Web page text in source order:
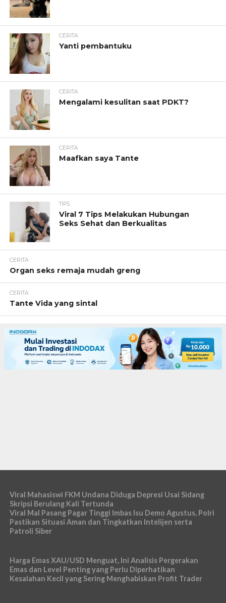
CERITA
Yanti pembantuku
CERITA
Mengalami kesulitan saat PDKT?
CERITA
Maafkan saya Tante
TIPS
Viral 7 Tips Melakukan Hubungan
Seks Sehat dan Berkualitas
CERITA
Organ seks remaja mudah greng
CERITA
Tante Vida yang sintal
Viral Mahasiswi FKM Undana Diduga Depresi Usai Sidang
Skripsi Berulang Kali Tertunda
Viral Mal Pasang Pagar Tinggi Imbas Isu Demo Agustus, Polri
Pastikan Situasi Aman dan Tingkatkan Intelijen serta
Patroli Siber
Harga Emas XAU/USD Menguat, Ini Analisis Pergerakan
Emas dan Level Penting yang Perlu Diperhatikan
Kesalahan Kecil yang Sering Menghabiskan Profit Trader